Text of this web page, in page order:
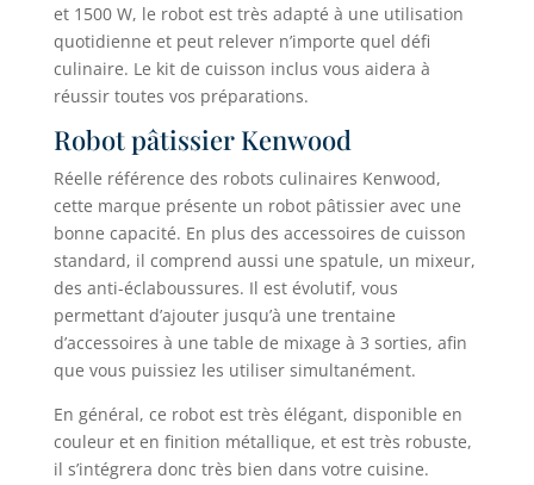
et 1500 W, le robot est très adapté à une utilisation
quotidienne et peut relever n’importe quel défi
culinaire. Le kit de cuisson inclus vous aidera à
réussir toutes vos préparations.
Robot pâtissier Kenwood
Réelle référence des robots culinaires Kenwood,
cette marque présente un robot pâtissier avec une
bonne capacité. En plus des accessoires de cuisson
standard, il comprend aussi une spatule, un mixeur,
des anti-éclaboussures. Il est évolutif, vous
permettant d’ajouter jusqu’à une trentaine
d’accessoires à une table de mixage à 3 sorties, afin
que vous puissiez les utiliser simultanément.
En général, ce robot est très élégant, disponible en
couleur et en finition métallique, et est très robuste,
il s’intégrera donc très bien dans votre cuisine.